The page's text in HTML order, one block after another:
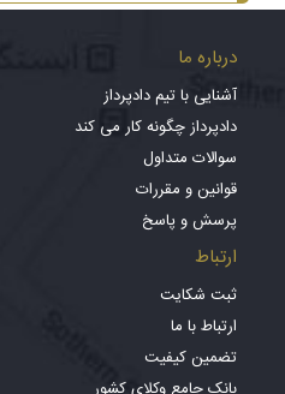
درباره ما
آشنایی با تیم دادپرداز
دادپرداز چگونه کار می کند
سوالات متداول
قوانین و مقررات
پرسش و پاسخ
ارتباط
ثبت شکایت
ارتباط با ما
تضمین کیفیت